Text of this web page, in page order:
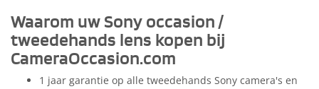
Waarom uw Sony occasion /
tweedehands lens kopen bij
CameraOccasion.com
1 jaar garantie op alle tweedehands Sony camera's en